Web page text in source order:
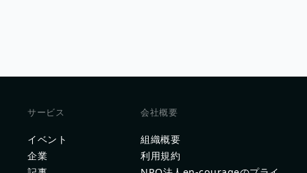
サービス
イベント
企業
会社概要
組織概要
利用規約